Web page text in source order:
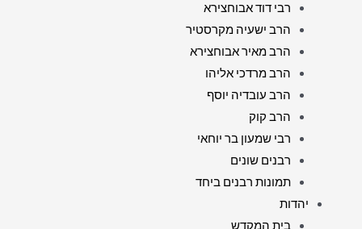
רבי דוד אבוחצירא
הרב ישעיה מקרסטיר
הרב מאיר אבוחצירא
הרב מרדכי אליהו
הרב עובדיה יוסף
הרב קוק
רבי שמעון בר יוחאי
רבנים שונים
תמונות רבנים ביחד
יהדות
בית המקדש